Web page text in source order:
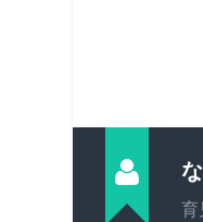
育